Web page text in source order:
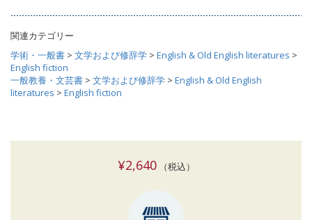
関連カテゴリー
学術・一般書 > 文学および修辞学 > English & Old English literatures >
English fiction
一般教養・文芸書 > 文学および修辞学 > English & Old English
literatures > English fiction
¥2,640（税込）